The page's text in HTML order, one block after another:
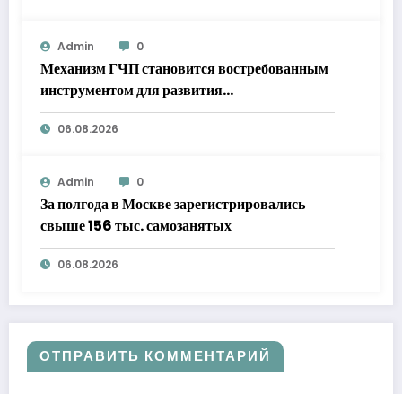
Admin 0
Механизм ГЧП становится востребованным
инструментом для развития
инфраструктуры
06.08.2026
Admin 0
За полгода в Москве зарегистрировались
свыше 156 тыс. самозанятых
06.08.2026
ОТПРАВИТЬ КОММЕНТАРИЙ